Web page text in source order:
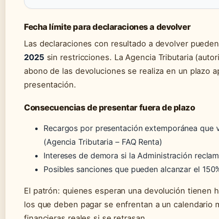
Fecha límite para declaraciones a devolver
Las declaraciones con resultado a devolver
2025 sin restricciones. La Agencia Tributaria
abono de las devoluciones se realiza en un plazo
presentación.
Consecuencias de presentar fuera de plazo
Recargos por presentación extemporánea que
(Agencia Tributaria – FAQ Renta)
Intereses de demora si la Administración
Posibles sanciones que pueden alcanzar el
El patrón: quienes esperan una devolución tienen
los que deben pagar se enfrentan a un calendario